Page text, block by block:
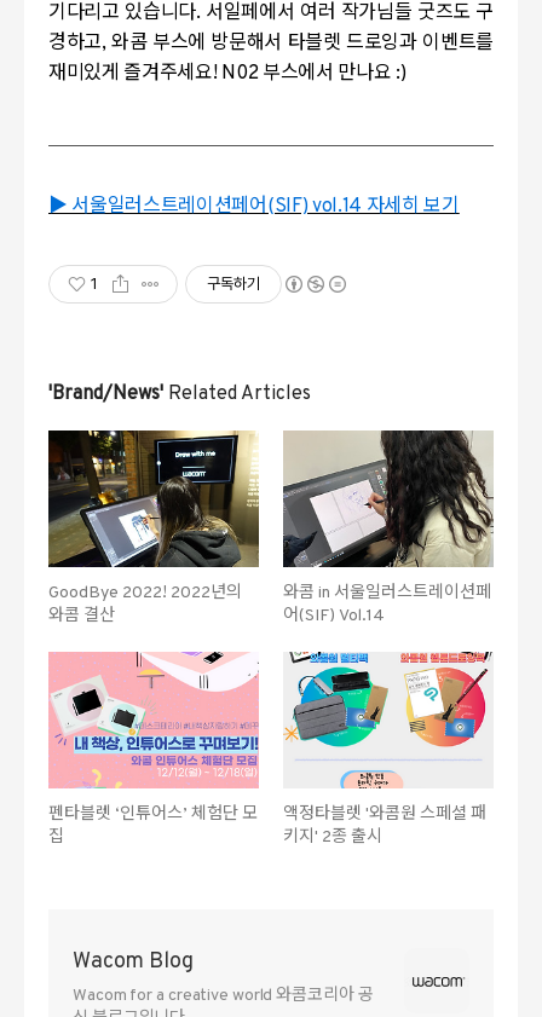
기다리고 있습니다. 서일페에서 여러 작가님들 굿즈도 구
경하고, 와콤 부스에 방문해서 타블렛 드로잉과 이벤트를
재미있게 즐겨주세요! N02 부스에서 만나요 :)
▶ 서울일러스트레이션페어(SIF) vol.14 자세히 보기
1 구독하기
'Brand/News' Related Articles
GoodBye 2022! 2022년의
와콤 결산
와콤 in 서울일러스트레이션페
어(SIF) Vol.14
펜타블렛 ‘인튜어스’ 체험단 모
집
액정타블렛 '와콤원 스페셜 패
키지' 2종 출시
Wacom Blog
Wacom for a creative world 와콤코리아 공